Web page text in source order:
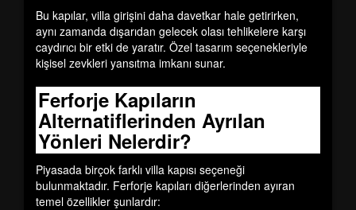
Bu kapılar, villa girişini daha davetkar hale getirirken,
aynı zamanda dışarıdan gelecek olası tehlikelere karşı
caydırıcı bir etki de yaratır. Özel tasarım seçenekleriyle
kişisel zevkleri yansıtma imkanı sunar.
Ferforje Kapıların
Alternatiflerinden Ayrılan
Yönleri Nelerdir?
Piyasada birçok farklı villa kapısı seçeneği
bulunmaktadır. Ferforje kapıları diğerlerinden ayıran
temel özellikler şunlardır: